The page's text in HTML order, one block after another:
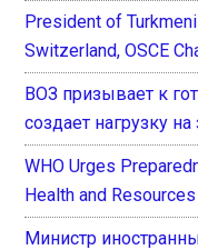
President of
Switzerland, OSCE
ВОЗ призывает к
создает нагрузку
WHO Urges
Health and Resources
Министр